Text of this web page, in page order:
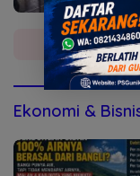
Ekonomi &